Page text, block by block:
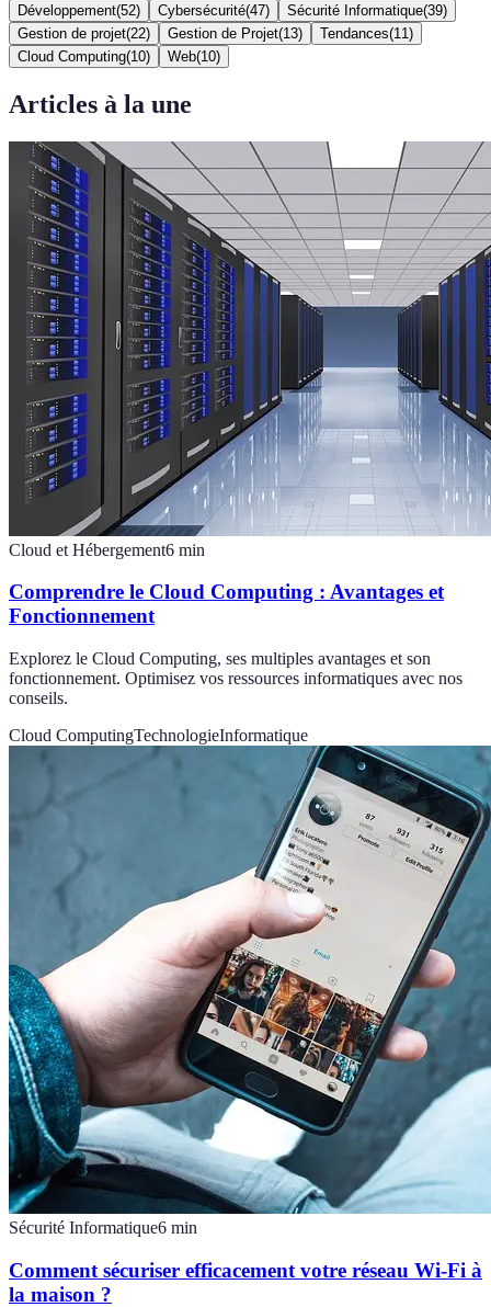
Développement(52) Cybersécurité(47) Sécurité Informatique(39)
Gestion de projet(22) Gestion de Projet(13) Tendances(11 )
Cloud Computing(10) Web(10)
Articles à la une
Cloud et Hébergement6 min
Comprendre le Cloud Computing : Avantages et
Fonctionnement
Explorez le Cloud Computing, ses multiples avantages et son
fonctionnement. Optimisez vos ressources informatiques avec nos
conseils.
Cloud ComputingTechnologieInformatique
Sécurité Informatique6 min
Comment sécuriser efficacement votre réseau Wi-Fi à
la maison ?